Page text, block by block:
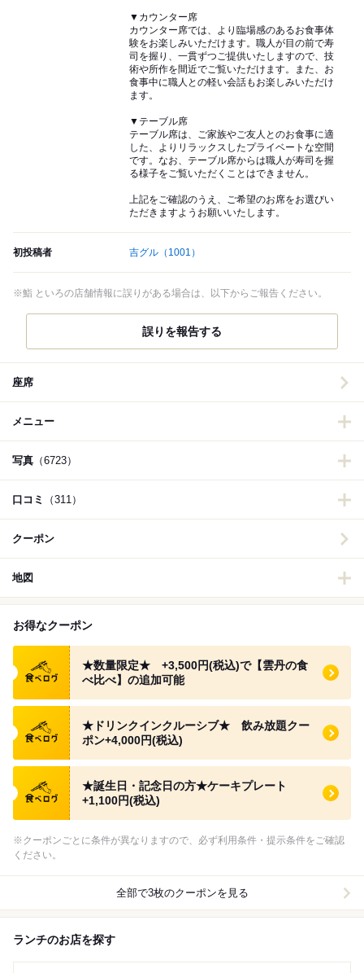
▼カウンター席
カウンター席では、より臨場感のあるお食事体
験をお楽しみいただけます。職人が目の前で寿
司を握り、一貫ずつご提供いたしますので、技
術や所作を間近でご覧いただけます。また、お
食事中に職人との軽い会話もお楽しみいただけ
ます。
▼テーブル席
テーブル席は、ご家族やご友人とのお食事に適
した、よりリラックスしたプライベートな空間
です。なお、テーブル席からは職人が寿司を握
る様子をご覧いただくことはできません。
上記をご確認のうえ、ご希望のお席をお選びい
ただきますようお願いいたします。
初投稿者 吉グル （1001）
※鮨 といろの店舗情報に誤りがある場合は、以下からご報告ください。
誤りを報告する
座席
メニュー
写真 （6723）
口コミ （311）
クーポン
地図
お得なクーポン
食べログ クーポン
★数量限定★ +3,500円(税込)で【雲丹の食
べ比べ】の追加可能
食べログ クーポン
★ドリンクインクルーシブ★ 飲み放題クー
ポン+4,000円(税込)
食べログ クーポン
★誕生日・記念日の方★ケーキプレート
+1,100円(税込)
※クーポンごとに条件が異なりますので、必ず利用条件・提示条件をご確認
ください。
全部で3枚のクーポンを見る
ランチのお店を探す